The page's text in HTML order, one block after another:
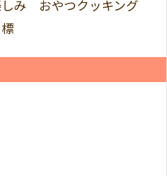
み おやつクッキング